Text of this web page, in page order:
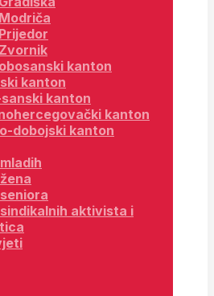
kanton
kanton
kanton
kanton
dobojski kanton
aktivista i